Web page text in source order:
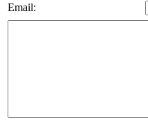
Email: